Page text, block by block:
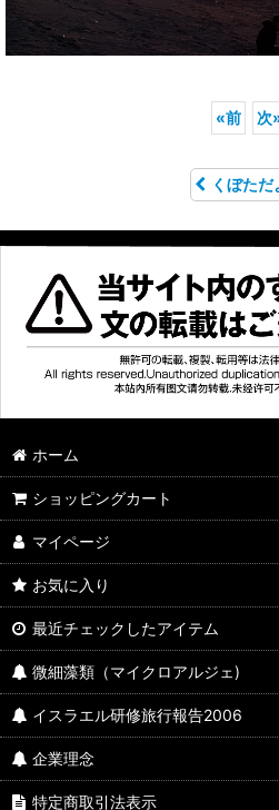
«前 次
くぼただ
ホーム
ショッピングカート
マイページ
お気に入り
最近チェックしたアイテム
微細藻類（マイクロアルジェ)
イスラエル研修旅行報告2006
企業理念
特定商取引法表示